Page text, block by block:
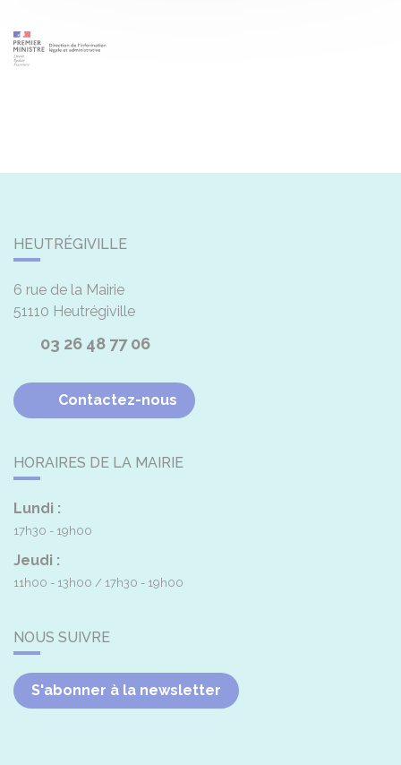
HEUTRÉGIVILLE
6 rue de la Mairie
51110 Heutrégiville
03 26 48 77 06
Contactez-nous
HORAIRES DE LA MAIRIE
Lundi :
17h30 - 19h00
Jeudi :
11h00 - 13h00 17h30 - 19h00
NOUS SUIVRE
S'abonner à la newsletter